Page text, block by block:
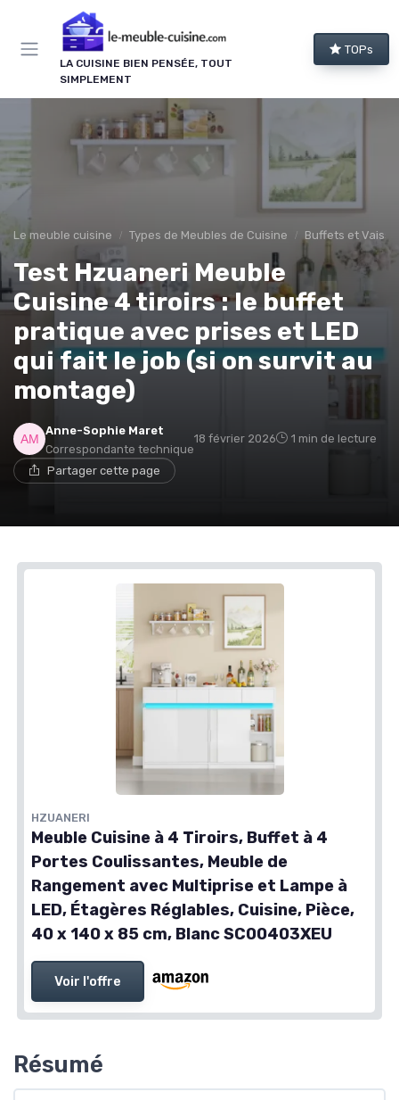
LA CUISINE BIEN PENSÉE, TOUT
SIMPLEMENT
TOPs
Le meuble cuisine Types de Meubles de Cuisine Buffets et
Test Hzuaneri Meuble
Cuisine 4 tiroirs : le buffet
pratique avec prises et LED
qui fait le job (si on survit au
montage)
Anne-Sophie Maret
Correspondante technique
18 février 2026 1 min de lecture
Partager cette page
HZUANERI
Meuble Cuisine à 4 Tiroirs, Buffet à 4
Portes Coulissantes, Meuble de
Rangement avec Multiprise et Lampe à
LED, Étagères Réglables, Cuisine, Pièce,
40 x 140 x 85 cm, Blanc SC00403XEU
Voir l'offre
Résumé
Panneau de gestion des cookies